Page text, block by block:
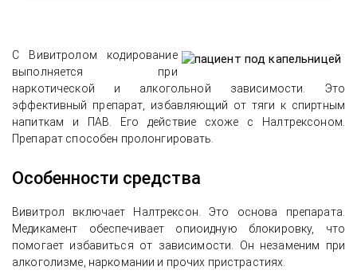
С Вивитролом кодирование
выполняется при
наркотической и алкогольной зависимости. Это
эффективный препарат, избавляющий от тяги к спиртным
напиткам и ПАВ. Его действие схоже с Налтрексоном.
Препарат способен пролонгировать.
Особенности средства
Вивитрол включает Налтрексон. Это основа препарата.
Медикамент обеспечивает опиоидную блокировку, что
помогает избавиться от зависимости. Он незаменим при
алкоголизме, наркомании и прочих пристрастиях.